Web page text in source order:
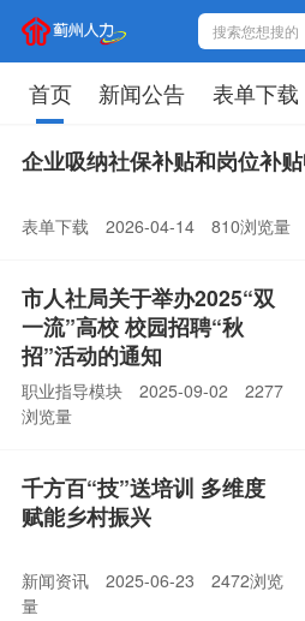
搜索您想搜的
首页 新闻公告 表单下载
企业吸纳社保补贴和岗位补
表单下载 2026-04-14 810浏览量
市人社局关于举办2025“双
一流”高校 校园招聘“秋
招”活动的通知
职业指导模块 2025-09-02
2277
浏览量
千方百“技”送培训 多维度
赋能乡村振兴
新闻资讯 2025-06-23
2472浏览
量